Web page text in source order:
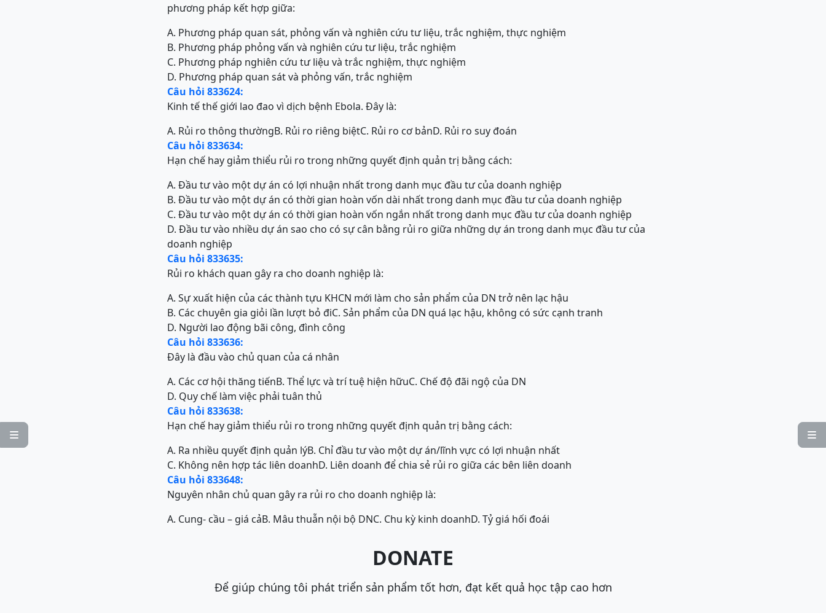


phương pháp kết hợp giữa:
A. Phương pháp quan sát, phỏng vấn và nghiên cứu tư liệu, trắc nghiệm, thực nghiệm
B. Phương pháp phỏng vấn và nghiên cứu tư liệu, trắc nghiệm
C. Phương pháp nghiên cứu tư liệu và trắc nghiệm, thực nghiệm
D. Phương pháp quan sát và phỏng vấn, trắc nghiệm
Câu hỏi 833624:
Kinh tế thế giới lao đao vì dịch bệnh Ebola. Đây là:
A. Rủi ro thông thườngB. Rủi ro riêng biệtC. Rủi ro cơ bảnD. Rủi ro suy đoán
Câu hỏi 833634:
Hạn chế hay giảm thiểu rủi ro trong những quyết định quản trị bằng cách:
A. Đầu tư vào một dự án có lợi nhuận nhất trong danh mục đầu tư của doanh nghiệp
B. Đầu tư vào một dự án có thời gian hoàn vốn dài nhất trong danh mục đầu tư của doanh nghiệp
C. Đầu tư vào một dự án có thời gian hoàn vốn ngắn nhất trong danh mục đầu tư của doanh nghiệp
D. Đầu tư vào nhiều dự án sao cho có sự cân bằng rủi ro giữa những dự án trong danh mục đầu tư của
doanh nghiệp
Câu hỏi 833635:
Rủi ro khách quan gây ra cho doanh nghiệp là:
A. Sự xuất hiện của các thành tựu KHCN mới làm cho sản phẩm của DN trở nên lạc hậu
B. Các chuyên gia giỏi lần lượt bỏ điC. Sản phẩm của DN quá lạc hậu, không có sức cạnh tranh
D. Người lao động bãi công, đình công
Câu hỏi 833636:
Đây là đầu vào chủ quan của cá nhân
A. Các cơ hội thăng tiếnB. Thể lực và trí tuệ hiện hữuC. Chế độ đãi ngộ của DN
D. Quy chế làm việc phải tuân thủ
Câu hỏi 833638:
Hạn chế hay giảm thiểu rủi ro trong những quyết định quản trị bằng cách:
A. Ra nhiều quyết định quản lýB. Chỉ đầu tư vào một dự án/lĩnh vực có lợi nhuận nhất
C. Không nên hợp tác liên doanhD. Liên doanh để chia sẻ rủi ro giữa các bên liên doanh
Câu hỏi 833648:
Nguyên nhân chủ quan gây ra rủi ro cho doanh nghiệp là:
A. Cung- cầu – giá cảB. Mâu thuẫn nội bộ DNC. Chu kỳ kinh doanhD. Tỷ giá hối đoái
DONATE
Để giúp chúng tôi phát triển sản phẩm tốt hơn, đạt kết quả học tập cao hơn